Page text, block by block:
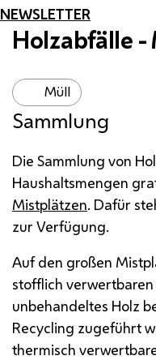
NEWSLETTER
Holzabfälle
Müll
Sammlung
Die Sammlung von
Haushaltsmengen
Mistplätzen. Dafür
zur Verfügung.
Auf den großen
stofflich
unbehandeltes Holz
Recycling zugeführt
thermisch